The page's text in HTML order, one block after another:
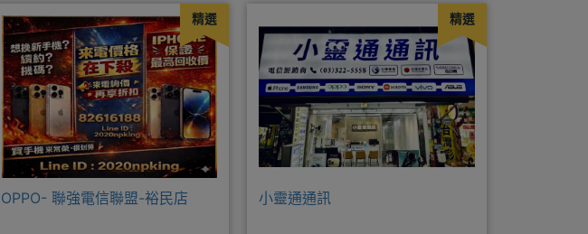
精選
OPPO- 聯強電信聯盟-裕民店
精選
小靈通通訊